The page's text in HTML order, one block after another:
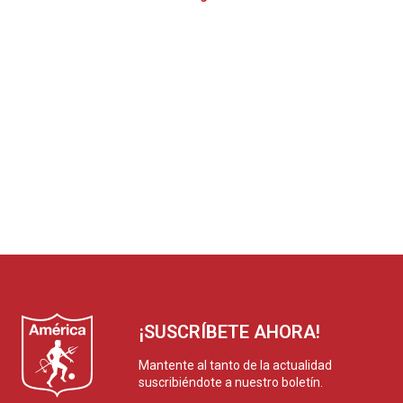
¡SUSCRÍBETE AHORA!
Mantente al tanto de la actualidad
suscribiéndote a nuestro boletín.